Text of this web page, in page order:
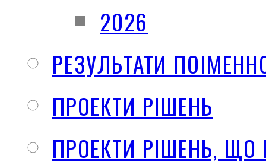
2026
РЕЗУЛЬТАТИ
ПРОЕКТИ РІШЕНЬ
ПРОЕКТИ РІШЕНЬ,